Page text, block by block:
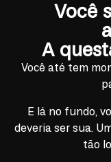
Você
A
Você até tem
E lá no fundo,
deveria ser sua.
tão